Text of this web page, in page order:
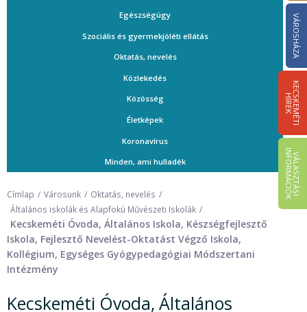
VÁROSHÁZA
K
E
C
S
K
E
M
É
T
I
HÍ
R
E
K
V
Á
L
A
S
Z
T
Á
S
I
IN
F
O
R
M
Á
C
I
Ó
K
Egészségügy
Szociális és gyermekjóléti ellátás
Oktatás, nevelés
Közlekedés
Közösség
Életképek
Koronavírus
Minden, ami hulladék
Címlap Városunk
Oktatás, nevelés
Általános iskolák és Alapfokú Művészeti Iskolák
Kecskeméti Óvoda, Általános Iskola, Készségfejlesztő
Iskola, Fejlesztő Nevelést-Oktatást Végző Iskola,
Kollégium, Egységes Gyógypedagógiai Módszertani
Intézmény
Kecskeméti Óvoda, Általános